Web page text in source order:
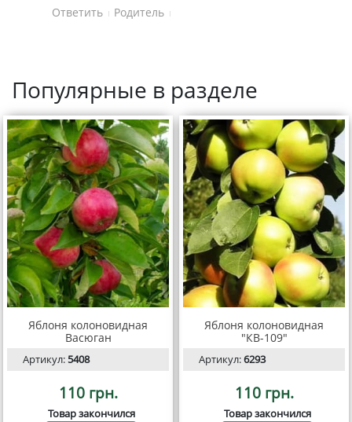
Ответить Родитель
Популярные в разделе
Яблоня колоновидная
Васюган
Артикул:5408
110 грн.
Товар закончился
Яблоня колоновидная
"КВ-109"
Артикул:6293
110 грн.
Товар закончился